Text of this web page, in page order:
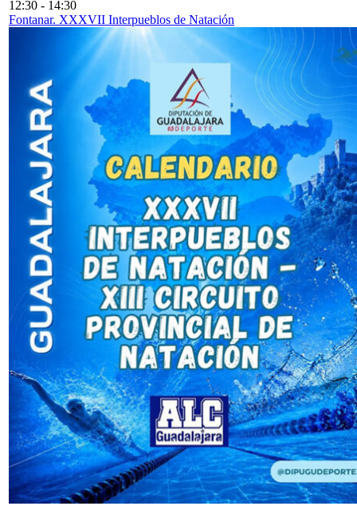
12:30 - 14:30
Fontanar. XXXVII Interpueblos de Natación